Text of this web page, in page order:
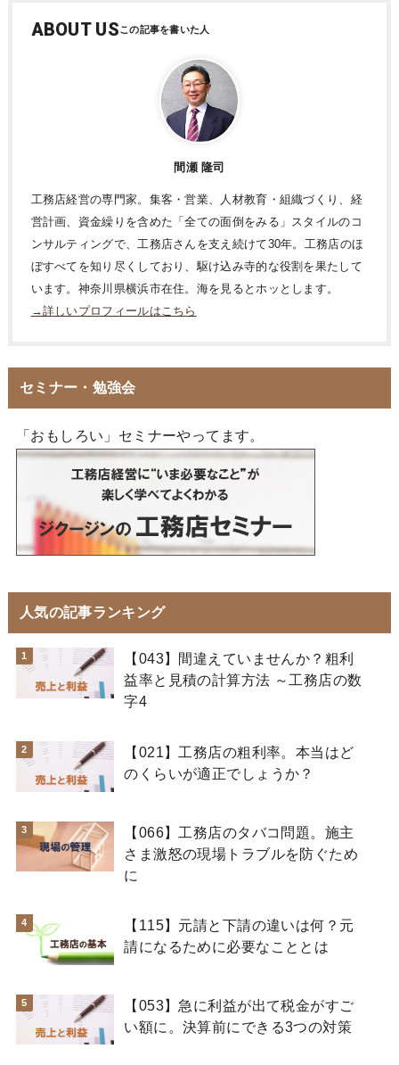
ABOUT US
間瀬 隆司
工務店経営の専門家。集客・営業、人材教育・組織づくり、経
営計画、資金繰りを含めた「全ての面倒をみる」スタイルのコ
ンサルティングで、工務店さんを支え続けて30年。工務店のほ
ぼすべてを知り尽くしており、駆け込み寺的な役割を果たして
います。神奈川県横浜市在住。海を見るとホッとします。
→詳しいプロフィールはこちら
セミナー・勉強会
「おもしろい」セミナーやってます。
人気の記事ランキング
【043】間違えていませんか？粗利
益率と見積の計算方法 ～工務店の数
字4
【021】工務店の粗利率。本当はど
のくらいが適正でしょうか？
【066】工務店のタバコ問題。施主
さま激怒の現場トラブルを防ぐため
に
【115】元請と下請の違いは何？元
請になるために必要なこととは
【053】急に利益が出て税金がすご
い額に。決算前にできる3つの対策